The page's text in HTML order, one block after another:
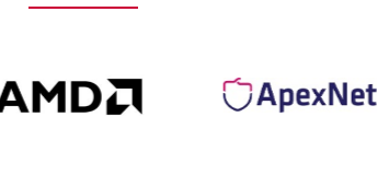
Poland